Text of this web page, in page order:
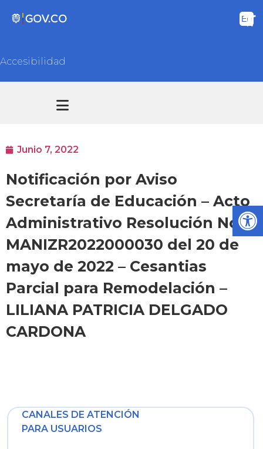
Accesibilidad
Junio 7, 2022
Notificación por Aviso
Secretaría de Educación – Acto
Administrativo Resolución No.
MANIZR2022000030 del 20 de
mayo de 2022 – Cesantias
Parcial para Remodelación –
LILIANA PATRICIA DELGADO
CARDONA
CANALES DE ATENCIÓN
PARA USUARIOS